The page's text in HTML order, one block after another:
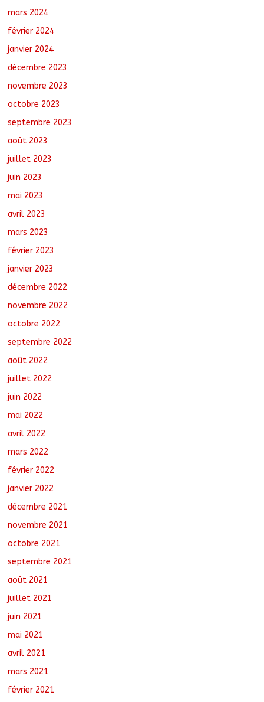
mars 2024
février 2024
janvier 2024
décembre 2023
novembre 2023
octobre 2023
septembre 2023
août 2023
juillet 2023
juin 2023
mai 2023
avril 2023
mars 2023
février 2023
janvier 2023
décembre 2022
novembre 2022
octobre 2022
septembre 2022
août 2022
juillet 2022
juin 2022
mai 2022
avril 2022
mars 2022
février 2022
janvier 2022
décembre 2021
novembre 2021
octobre 2021
septembre 2021
août 2021
juillet 2021
juin 2021
mai 2021
avril 2021
mars 2021
février 2021